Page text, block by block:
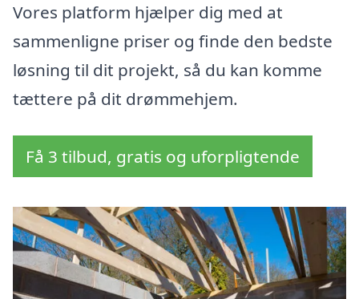
Vores platform hjælper dig med at
sammenligne priser og finde den bedste
løsning til dit projekt, så du kan komme
tættere på dit drømmehjem.
Få 3 tilbud, gratis og uforpligtende